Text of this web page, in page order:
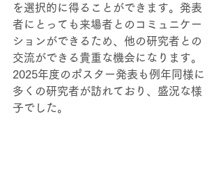
を選択的に得ることができます。発表
者にとっても来場者とのコミュニケー
ションができるため、他の研究者との
交流ができる貴重な機会になります。
2025年度のポスター発表も例年同様に
多くの研究者が訪れており、盛況な様
子でした。